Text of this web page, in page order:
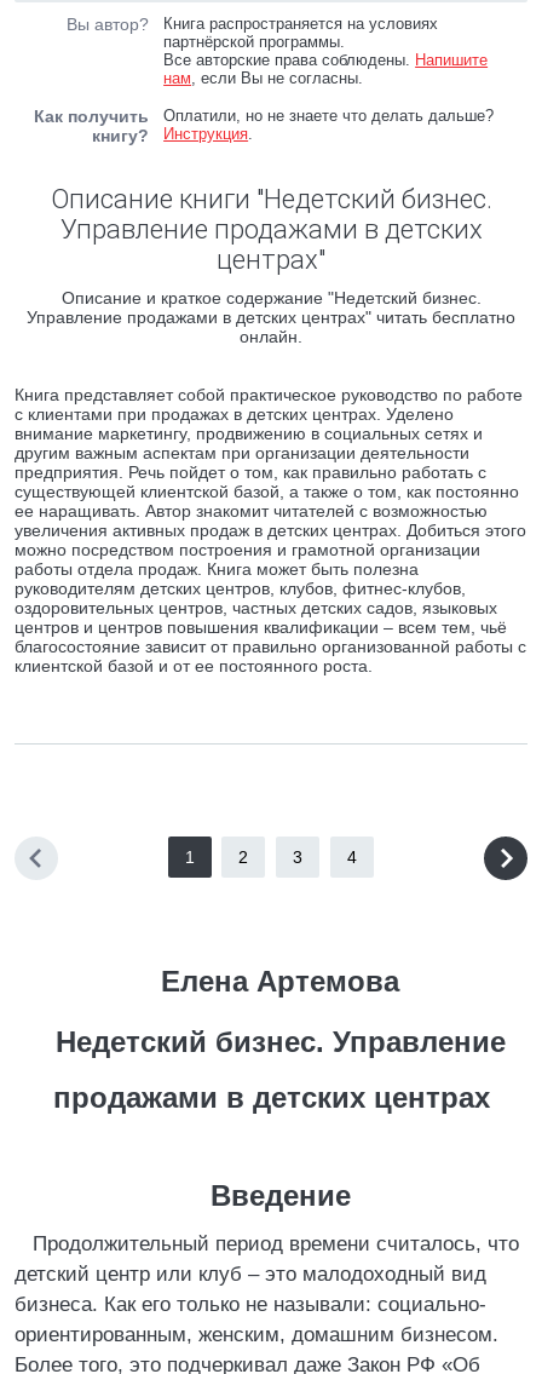
Вы автор?
Книга распространяется на условиях
партнёрской программы.
Все авторские права соблюдены. Напишите
нам, если Вы не согласны.
Как получить
книгу?
Оплатили, но не знаете что делать дальше?
Инструкция.
Описание книги "Недетский бизнес.
Управление продажами в детских
центрах"
Описание и краткое содержание "Недетский бизнес.
Управление продажами в детских центрах" читать бесплатно
онлайн.
Книга представляет собой практическое руководство по работе
с клиентами при продажах в детских центрах. Уделено
внимание маркетингу, продвижению в социальных сетях и
другим важным аспектам при организации деятельности
предприятия. Речь пойдет о том, как правильно работать с
существующей клиентской базой, а также о том, как постоянно
ее наращивать. Автор знакомит читателей с возможностью
увеличения активных продаж в детских центрах. Добиться этого
можно посредством построения и грамотной организации
работы отдела продаж. Книга может быть полезна
руководителям детских центров, клубов, фитнес-клубов,
оздоровительных центров, частных детских садов, языковых
центров и центров повышения квалификации – всем тем, чьё
благосостояние зависит от правильно организованной работы с
клиентской базой и от ее постоянного роста.
1 2 3 4
Елена Артемова
Недетский бизнес. Управление
продажами в детских центрах
Введение
Продолжительный период времени считалось, что
детский центр или клуб – это малодоходный вид
бизнеса. Как его только не называли: социально-
ориентированным, женским, домашним бизнесом.
Более того, это подчеркивал даже Закон РФ «Об